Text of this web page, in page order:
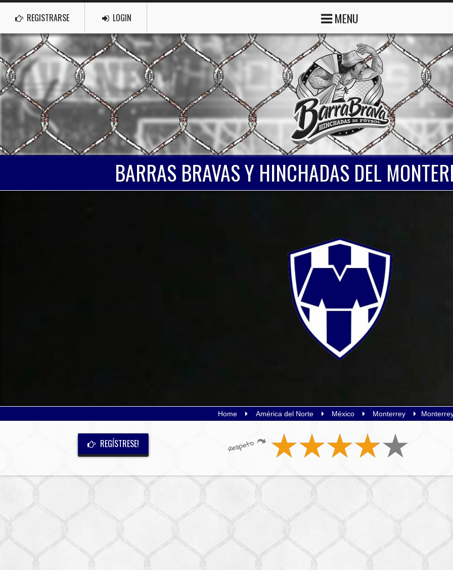
REGISTRARSE LOGIN MENU
BARRAS BRAVAS Y HINCHADAS DEL
Home América del Norte México Monterrey
REGÍSTRESE! Respeto